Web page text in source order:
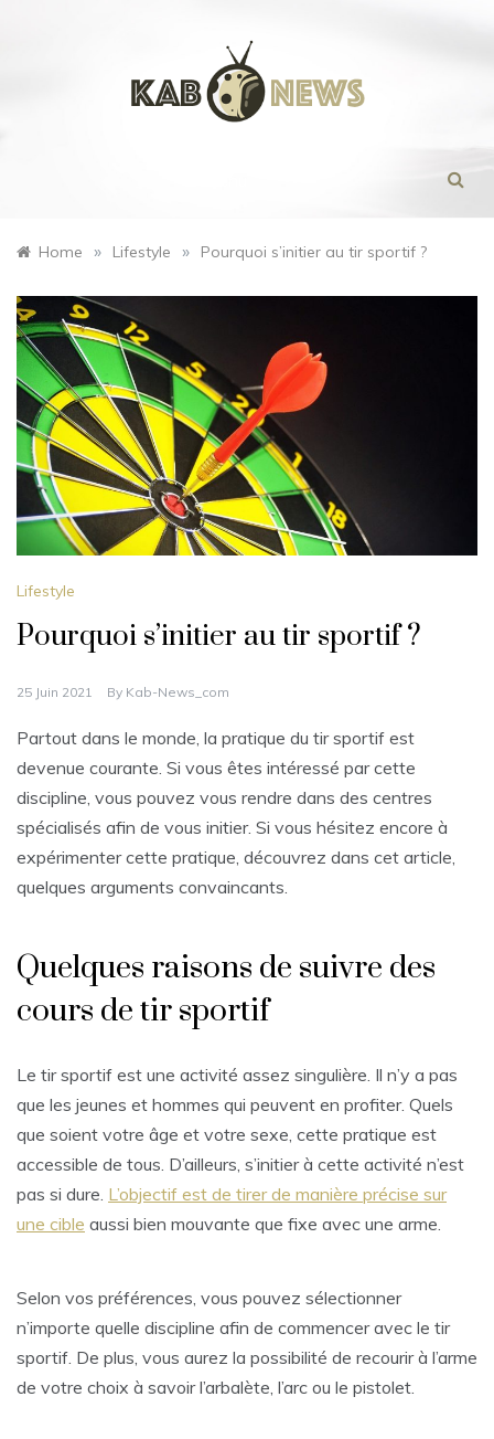
Home » Lifestyle » Pourquoi s’initier au tir sportif ?
Lifestyle
Pourquoi s’initier au tir sportif ?
25 Juin 2021 By Kab-News_com
Partout dans le monde, la pratique du tir sportif est
devenue courante. Si vous êtes intéressé par cette
discipline, vous pouvez vous rendre dans des centres
spécialisés afin de vous initier. Si vous hésitez encore à
expérimenter cette pratique, découvrez dans cet article,
quelques arguments convaincants.
Quelques raisons de suivre des
cours de tir sportif
Le tir sportif est une activité assez singulière. Il n’y a pas
que les jeunes et hommes qui peuvent en profiter. Quels
que soient votre âge et votre sexe, cette pratique est
accessible de tous. D’ailleurs, s’initier à cette activité n’est
pas si dure. L’objectif est de tirer de manière précise sur
une cible aussi bien mouvante que fixe avec une arme.
Selon vos préférences, vous pouvez sélectionner
n’importe quelle discipline afin de commencer avec le tir
sportif. De plus, vous aurez la possibilité de recourir à l’arme
de votre choix à savoir l’arbalète, l’arc ou le pistolet.